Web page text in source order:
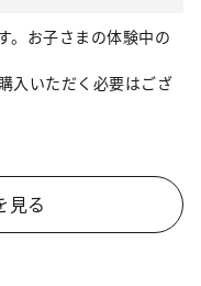
。お子さまの体験中の
入いただく必要はござ
見る